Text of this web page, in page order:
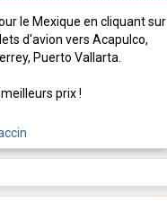
le Mexique en cliquant sur
d'avion vers Acapulco,
Puerto Vallarta.
prix !